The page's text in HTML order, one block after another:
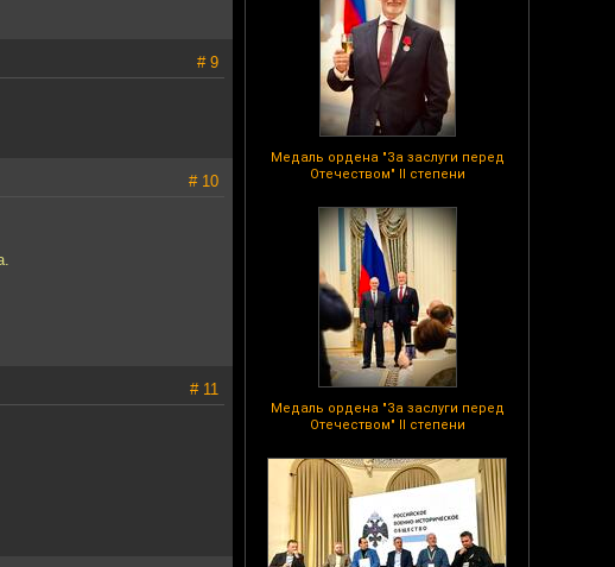
Медаль ордена "За заслуги перед
Отечеством" II степени
Медаль ордена "За заслуги перед
Отечеством" II степени
# 9
# 10
# 11